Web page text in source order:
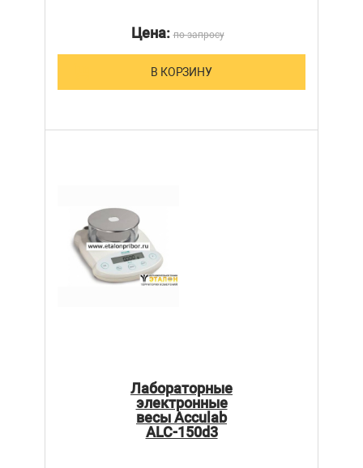
Цена:по запросу
В КОРЗИНУ
Лабораторные
электронные
весы Acculab
ALC-150d3